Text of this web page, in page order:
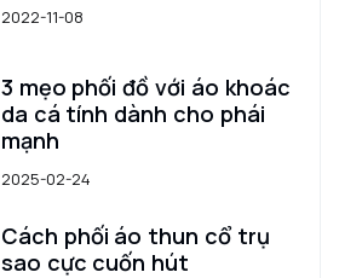
2022-11-08
3 mẹo phối đồ với áo khoác
da cá tính dành cho phái
mạnh
2025-02-24
Cách phối áo thun cổ trụ
sao cực cuốn hút